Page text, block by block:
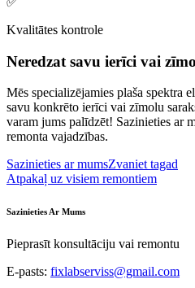
Kvalitātes kontrole
Neredzat savu ierīci vai
Mēs specializējamies plaša spektra
savu konkrēto ierīci vai zīmolu
varam jums palīdzēt! Sazinieties ar
remonta vajadzības.
Sazinieties ar mumsZvaniet tagad
Atpakaļ uz visiem remontiem
Sazinieties Ar Mums
Pieprasīt konsultāciju vai remontu
E-pasts: fixlabserviss@gmail.com